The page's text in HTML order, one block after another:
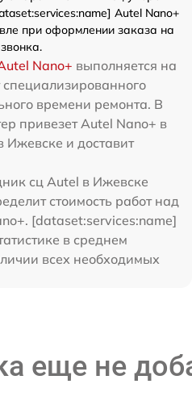
Autel Nano+
при оформлении заказа на
Nano+ выполняется на
специализированного
времени ремонта. В
привезет Autel Nano+ в
Ижевске и доставит
сц Autel в Ижевске
стоимость работ над
[dataset:services:name]
в среднем
всех необходимых
еще не